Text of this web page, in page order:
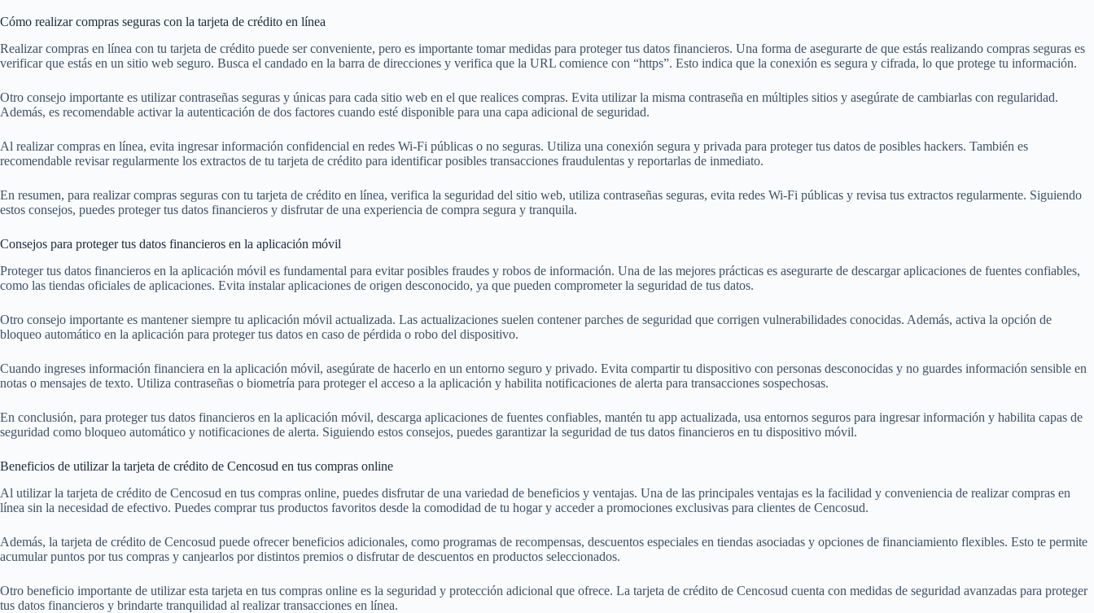
Cómo realizar compras seguras con la tarjeta de crédito en línea
Realizar compras en línea con tu tarjeta de crédito puede ser conveniente, pero es importante tomar medidas para proteger tus datos financieros. Una forma de asegurarte de que estás realizando compras seguras es
verificar que estás en un sitio web seguro. Busca el candado en la barra de direcciones y verifica que la URL comience con “https”. Esto indica que la conexión es segura y cifrada, lo que protege tu información.
Otro consejo importante es utilizar contraseñas seguras y únicas para cada sitio web en el que realices compras. Evita utilizar la misma contraseña en múltiples sitios y asegúrate de cambiarlas con regularidad.
Además, es recomendable activar la autenticación de dos factores cuando esté disponible para una capa adicional de seguridad.
Al realizar compras en línea, evita ingresar información confidencial en redes Wi-Fi públicas o no seguras. Utiliza una conexión segura y privada para proteger tus datos de posibles hackers. También es
recomendable revisar regularmente los extractos de tu tarjeta de crédito para identificar posibles transacciones fraudulentas y reportarlas de inmediato.
En resumen, para realizar compras seguras con tu tarjeta de crédito en línea, verifica la seguridad del sitio web, utiliza contraseñas seguras, evita redes Wi-Fi públicas y revisa tus extractos regularmente. Siguiendo
estos consejos, puedes proteger tus datos financieros y disfrutar de una experiencia de compra segura y tranquila.
Consejos para proteger tus datos financieros en la aplicación móvil
Proteger tus datos financieros en la aplicación móvil es fundamental para evitar posibles fraudes y robos de información. Una de las mejores prácticas es asegurarte de descargar aplicaciones de fuentes confiables,
como las tiendas oficiales de aplicaciones. Evita instalar aplicaciones de origen desconocido, ya que pueden comprometer la seguridad de tus datos.
Otro consejo importante es mantener siempre tu aplicación móvil actualizada. Las actualizaciones suelen contener parches de seguridad que corrigen vulnerabilidades conocidas. Además, activa la opción de
bloqueo automático en la aplicación para proteger tus datos en caso de pérdida o robo del dispositivo.
Cuando ingreses información financiera en la aplicación móvil, asegúrate de hacerlo en un entorno seguro y privado. Evita compartir tu dispositivo con personas desconocidas y no guardes información sensible en
notas o mensajes de texto. Utiliza contraseñas o biometría para proteger el acceso a la aplicación y habilita notificaciones de alerta para transacciones sospechosas.
En conclusión, para proteger tus datos financieros en la aplicación móvil, descarga aplicaciones de fuentes confiables, mantén tu app actualizada, usa entornos seguros para ingresar información y habilita capas de
seguridad como bloqueo automático y notificaciones de alerta. Siguiendo estos consejos, puedes garantizar la seguridad de tus datos financieros en tu dispositivo móvil.
Beneficios de utilizar la tarjeta de crédito de Cencosud en tus compras online
Al utilizar la tarjeta de crédito de Cencosud en tus compras online, puedes disfrutar de una variedad de beneficios y ventajas. Una de las principales ventajas es la facilidad y conveniencia de realizar compras en
línea sin la necesidad de efectivo. Puedes comprar tus productos favoritos desde la comodidad de tu hogar y acceder a promociones exclusivas para clientes de Cencosud.
Además, la tarjeta de crédito de Cencosud puede ofrecer beneficios adicionales, como programas de recompensas, descuentos especiales en tiendas asociadas y opciones de financiamiento flexibles. Esto te permite
acumular puntos por tus compras y canjearlos por distintos premios o disfrutar de descuentos en productos seleccionados.
Otro beneficio importante de utilizar esta tarjeta en tus compras online es la seguridad y protección adicional que ofrece. La tarjeta de crédito de Cencosud cuenta con medidas de seguridad avanzadas para proteger
tus datos financieros y brindarte tranquilidad al realizar transacciones en línea.